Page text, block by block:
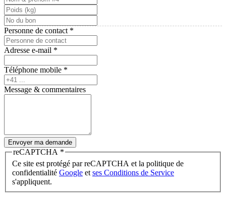
Personne de contact *
Adresse e-mail *
Téléphone mobile *
Message & commentaires
Envoyer ma demande
reCAPTCHA *
Ce site est protégé par reCAPTCHA et la politique de
confidentialité Google etses Conditions de Service
s'appliquent.